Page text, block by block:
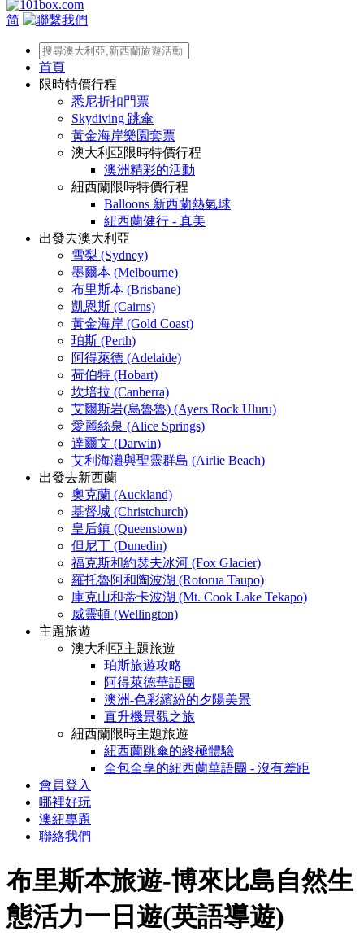
简
首頁
限時特價行程
悉尼折扣門票
Skydiving 跳傘
黃金海岸樂園套票
澳大利亞限時特價行程
澳洲精彩的活動
紐西蘭限時特價行程
Balloons 新西蘭熱氣球
紐西蘭健行 - 真美
出發去澳大利亞
雪梨 (Sydney)
墨爾本 (Melbourne)
布里斯本 (Brisbane)
凱恩斯 (Cairns)
黃金海岸 (Gold Coast)
珀斯 (Perth)
阿得萊德 (Adelaide)
荷伯特 (Hobart)
坎培拉 (Canberra)
艾爾斯岩(烏魯魯) (Ayers Rock Uluru)
愛麗絲泉 (Alice Springs)
達爾文 (Darwin)
艾利海灘與聖靈群島 (Airlie Beach)
出發去新西蘭
奧克蘭 (Auckland)
基督城 (Christchurch)
皇后鎮 (Queenstown)
但尼丁 (Dunedin)
福克斯和約瑟夫冰河 (Fox Glacier)
羅托魯阿和陶波湖 (Rotorua Taupo)
庫克山和蒂卡波湖 (Mt. Cook Lake Tekapo)
威靈頓 (Wellington)
主題旅遊
澳大利亞主題旅遊
珀斯旅遊攻略
阿得萊德華語團
澳洲-色彩繽紛的夕陽美景
直升機景觀之旅
紐西蘭限時主題旅遊
紐西蘭跳傘的終極體驗
全包全享的紐西蘭華語團 - 沒有差距
會員登入
哪裡好玩
澳紐專題
聯絡我們
布里斯本旅遊-博來比島自然生
態活力一日遊(英語導遊)